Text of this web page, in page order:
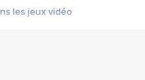
les jeux vidéo